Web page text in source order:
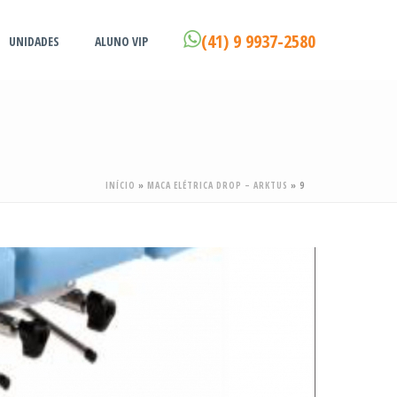
UNIDADES ALUNO VIP (41) 9 9937-2580
INÍCIO » MACA ELÉTRICA DROP – ARKTUS » 9